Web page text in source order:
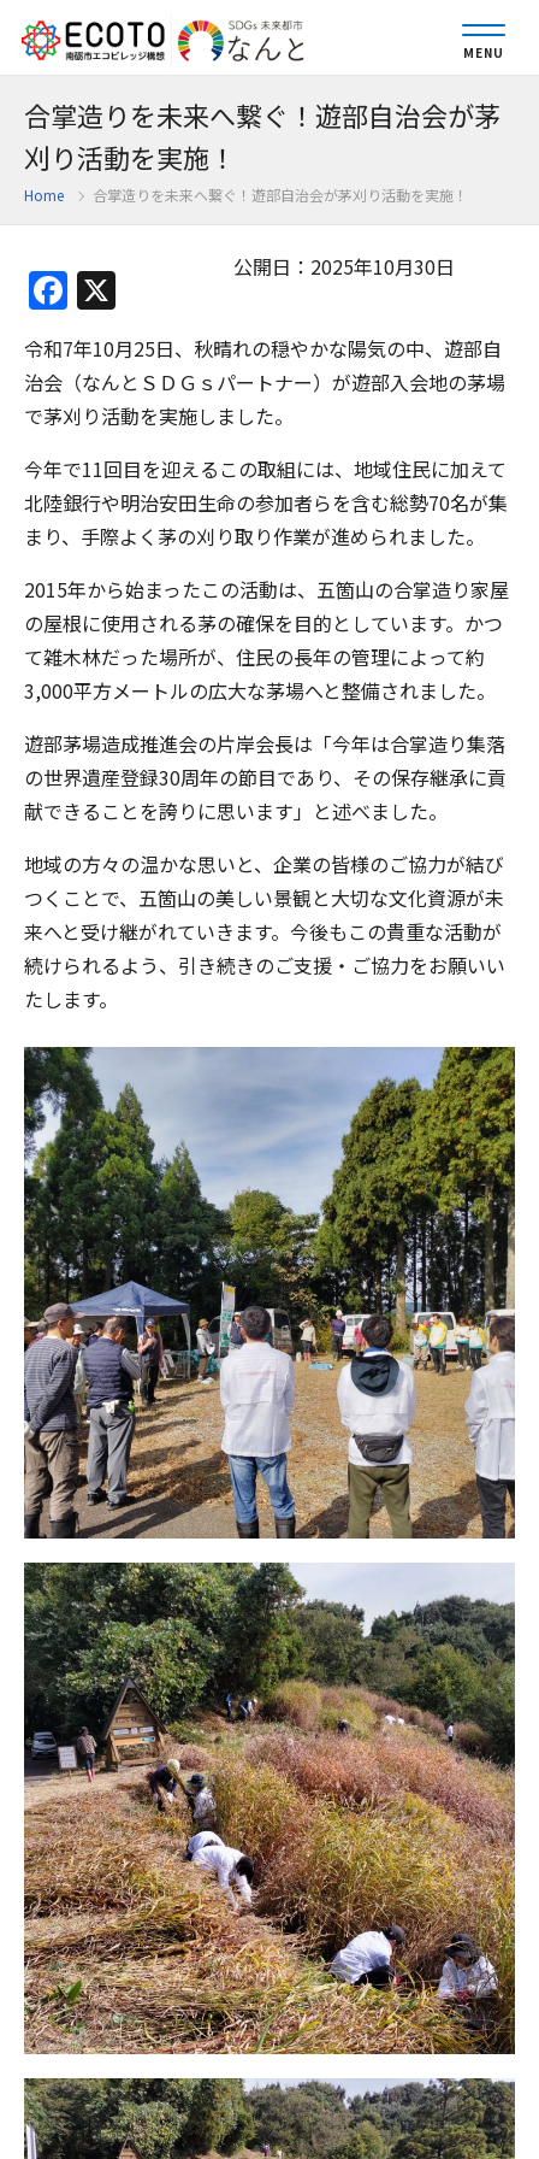
MENU
合掌造りを未来へ繋ぐ！遊部自治会が茅
刈り活動を実施！
Home 合掌造りを未来へ繋ぐ！遊部自治会が茅刈り活動を実施！
公開日：2025年10月30日
Facebook
令和7年10月25日、秋晴れの穏やかな陽気の中、遊部自
治会（なんとＳＤＧｓパートナー）が遊部入会地の茅場
で茅刈り活動を実施しました。
今年で11回目を迎えるこの取組には、地域住民に加えて
北陸銀行や明治安田生命の参加者らを含む総勢70名が集
まり、手際よく茅の刈り取り作業が進められました。
2015年から始まったこの活動は、五箇山の合掌造り家屋
の屋根に使用される茅の確保を目的としています。かつ
て雑木林だった場所が、住民の長年の管理によって約
3,000平方メートルの広大な茅場へと整備されました。
遊部茅場造成推進会の片岸会長は「今年は合掌造り集落
の世界遺産登録30周年の節目であり、その保存継承に貢
献できることを誇りに思います」と述べました。
地域の方々の温かな思いと、企業の皆様のご協力が結び
つくことで、五箇山の美しい景観と大切な文化資源が未
来へと受け継がれていきます。今後もこの貴重な活動が
続けられるよう、引き続きのご支援・ご協力をお願いい
たします。